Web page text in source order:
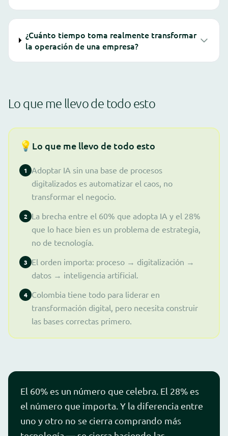
¿Cuánto tiempo toma realmente transformar
la operación de una empresa?
Lo que me llevo de todo esto
💡 Lo que me llevo de todo esto
1
Adoptar IA sin una base de procesos
digitalizados es automatizar el caos, no
transformar el negocio.
2 La brecha entre el 60% que adopta IA y el 28%
que lo hace bien es un problema de estrategia,
no de tecnología.
3
El orden importa: proceso → digitalización →
datos → inteligencia artificial.
4 Colombia tiene todo para liderar en
transformación digital, pero necesita construir
las bases correctas primero.
El 60% es un número que celebra. El 28% es
el número que importa. Y la diferencia entre
uno y otro no se cierra comprando más